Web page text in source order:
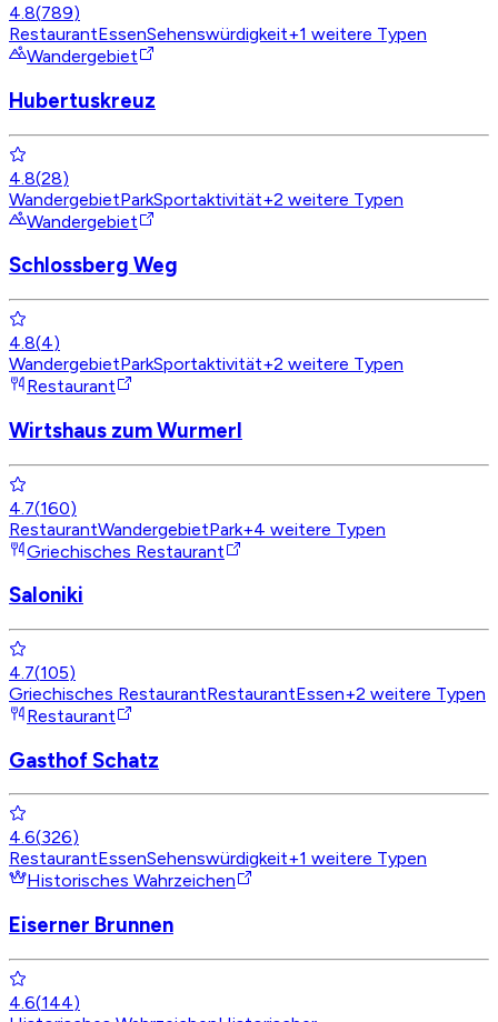
4.8(789)
RestaurantEssenSehenswürdigkeit+1 weitere Typen
Wandergebiet
Hubertuskreuz
4.8(28)
WandergebietParkSportaktivität+2 weitere Typen
Wandergebiet
Schlossberg Weg
4.8(4)
WandergebietParkSportaktivität+2 weitere Typen
Restaurant
Wirtshaus zum Wurmerl
4.7(160)
RestaurantWandergebietPark+4 weitere Typen
Griechisches Restaurant
Saloniki
4.7(105)
Griechisches RestaurantRestaurantEssen+2 weitere Typen
Restaurant
Gasthof Schatz
4.6(326)
RestaurantEssenSehenswürdigkeit+1 weitere Typen
Historisches Wahrzeichen
Eiserner Brunnen
4.6(144)